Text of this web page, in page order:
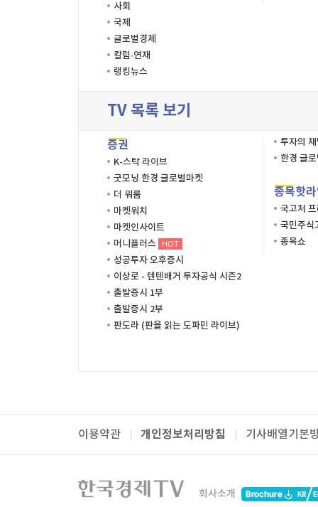
사회
국제
글로벌경제
칼럼·연재
랭킹뉴스
TV 목록 보기
증권
K-스탁 라이브
굿모닝 한경 글로벌마켓
더 워룸
마켓워치
마켓인사이트
머니플러스
HOT
성공투자 오후증시
이상로 - 텐텐배거 투자공식 시즌2
출발증시 1부
출발증시 2부
판도라 (판을 읽는 도파민 라이브)
투자의
한경 글
종목핫
국고처
국민주식
종목쇼
이용약관 개인정보처리방침 기사배열기본
패밀리사이트
한국경제TV
회사소개